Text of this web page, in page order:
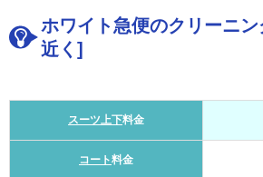
ホワイト急便のクリーニ
近く]
スーツ上下料金
コート料金